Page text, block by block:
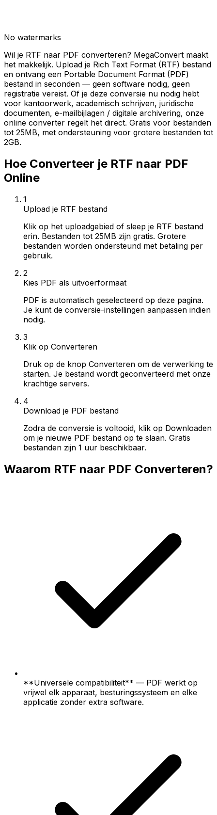
No watermarks
Wil je RTF naar PDF converteren? MegaConvert maakt
het makkelijk. Upload je Rich Text Format (RTF) bestand
en ontvang een Portable Document Format (PDF)
bestand in seconden — geen software nodig, geen
registratie vereist. Of je deze conversie nu nodig hebt
voor kantoorwerk, academisch schrijven, juridische
documenten, e-mailbijlagen / digitale archivering, onze
online converter regelt het direct. Gratis voor bestanden
tot 25MB, met ondersteuning voor grotere bestanden tot
2GB.
Hoe Converteer je RTF naar PDF
Online
1
Upload je RTF bestand
Klik op het uploadgebied of sleep je RTF bestand
erin. Bestanden tot 25MB zijn gratis. Grotere
bestanden worden ondersteund met betaling per
gebruik.
2
Kies PDF als uitvoerformaat
PDF is automatisch geselecteerd op deze pagina.
Je kunt de conversie-instellingen aanpassen indien
nodig.
3
Klik op Converteren
Druk op de knop Converteren om de verwerking te
starten. Je bestand wordt geconverteerd met onze
krachtige servers.
4
Download je PDF bestand
Zodra de conversie is voltooid, klik op Downloaden
om je nieuwe PDF bestand op te slaan. Gratis
bestanden zijn 1 uur beschikbaar.
Waarom RTF naar PDF Converteren?
**Universele compatibiliteit** — PDF werkt op
vrijwel elk apparaat, besturingssysteem en elke
applicatie zonder extra software.